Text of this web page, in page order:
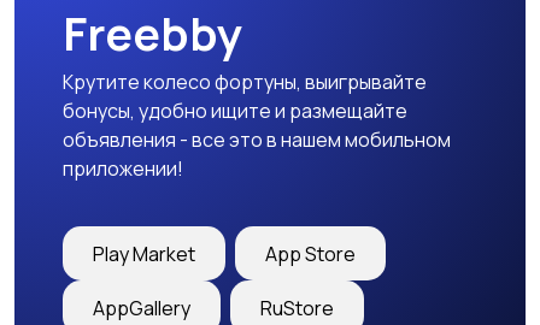
Образование и наука
закупки
Freebby
Крутите колесо фортуны, выигрывайте
бонусы, удобно ищите и размещайте
объявления - все это в нашем мобильном
приложении!
Play Market App Store
AppGallery RuStore